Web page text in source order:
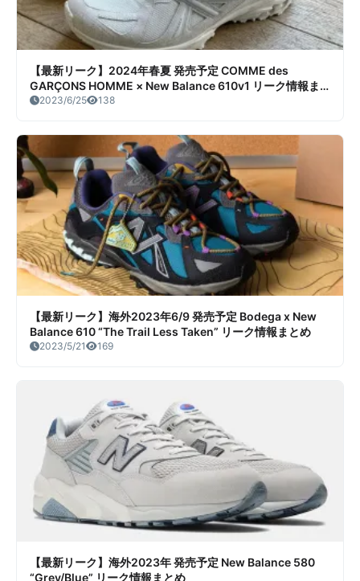
【最新リーク】2024年春夏 発売予定 COMME des
GARÇONS HOMME × New Balance 610v1 リーク情報ま
とめ2023/6/25 138
【最新リーク】海外2023年6/9 発売予定 Bodega x New
Balance 610 “The Trail Less Taken” リーク情報まとめ
2023/5/21 169
【最新リーク】海外2023年 発売予定 New Balance 580
“Grey/Blue” リーク情報まとめ